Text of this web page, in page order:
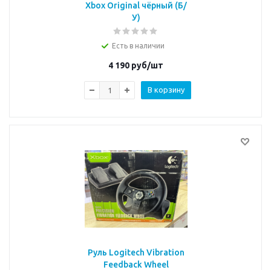
Xbox Original чёрный (Б/
У)
Есть в наличии
4 190 руб/шт
В корзину
Руль Logitech Vibration
Feedback Wheel